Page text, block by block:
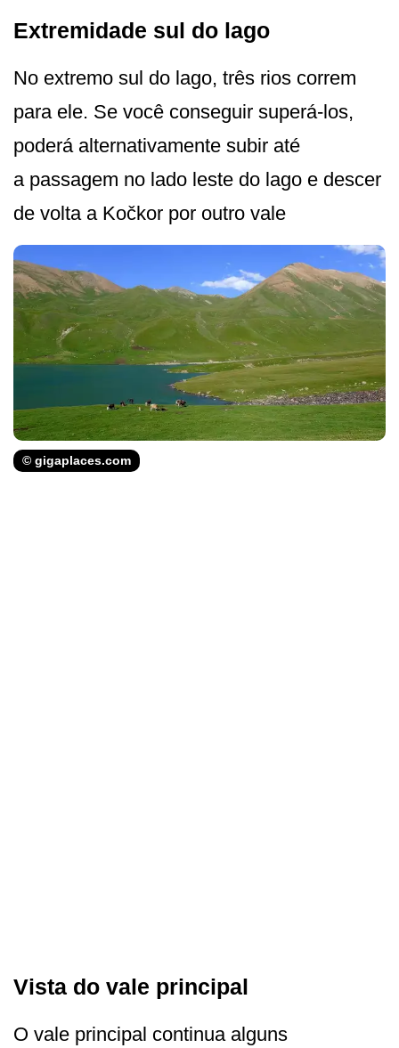
Extremidade sul do lago
No extremo sul do lago, três rios correm
para ele. Se você conseguir superá-los,
poderá alternativamente subir até
a passagem no lado leste do lago e descer
de volta a Kočkor por outro vale
© gigaplaces.com
Vista do vale principal
O vale principal continua alguns